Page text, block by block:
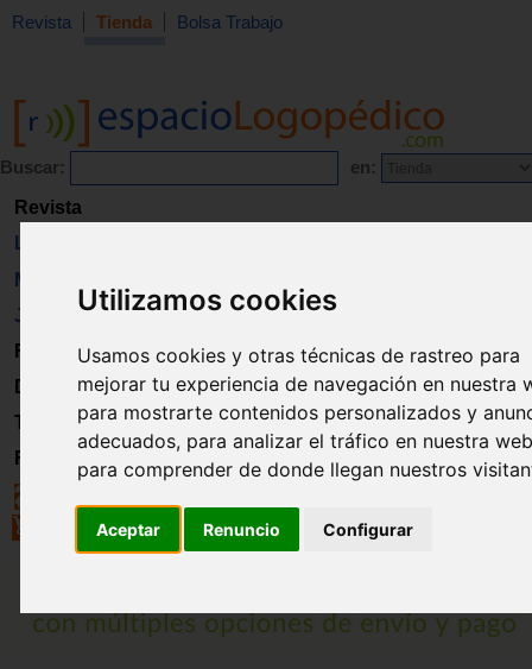
Utilizamos cookies
Usamos cookies y otras técnicas de rastreo para
mejorar tu experiencia de navegación en nuestra
para mostrarte contenidos personalizados y
adecuados, para analizar el tráfico en nuestra
para comprender de donde llegan nuestros
Aceptar Renuncio Configurar
Revista Tienda Bolsa Trabajo
Buscar: en:
Revista
Libros
Material
Juguetes
Formación
Directorio
Trabajo
Registro